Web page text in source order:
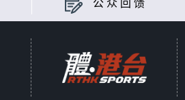
公众回馈